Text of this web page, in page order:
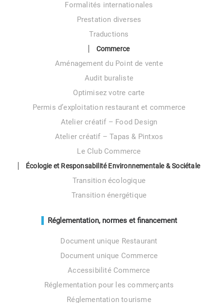
Formalités internationales
Prestation diverses
Traductions
Commerce
Aménagement du Point de vente
Audit buraliste
Optimisez votre carte
Permis d’exploitation restaurant et commerce
Atelier créatif – Food Design
Atelier créatif – Tapas & Pintxos
Le Club Commerce
Écologie et Responsabilité Environnementale & Sociétale
Transition écologique
Transition énergétique
Réglementation, normes et financement
Document unique Restaurant
Document unique Commerce
Accessibilité Commerce
Réglementation pour les commerçants
Réglementation tourisme